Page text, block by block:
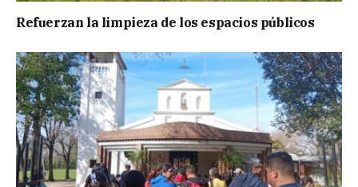
Refuerzan la limpieza de los espacios públicos